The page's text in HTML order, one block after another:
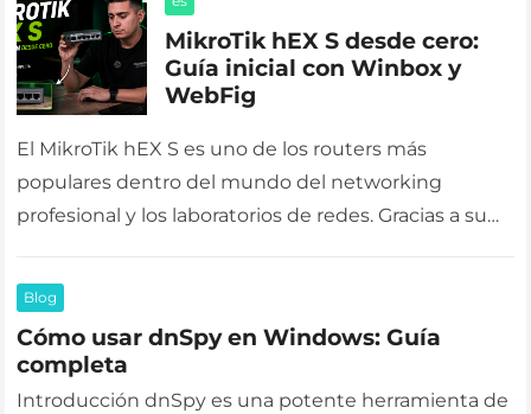
MikroTik hEX S desde cero:
Guía inicial con Winbox y
WebFig
El MikroTik hEX S es uno de los routers más
populares dentro del mundo del networking
profesional y los laboratorios de redes. Gracias a su
Blog
Cómo usar dnSpy en Windows: Guía
completa
Introducción dnSpy es una potente herramienta de